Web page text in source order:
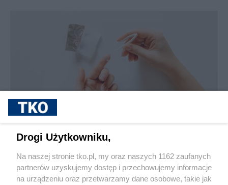
Jak rozpoznać, że soczewki kontaktowe są
Pokaż więcej
Drogi Użytkowniku,
Na naszej stronie tko.pl, my oraz naszych 1162 zaufanych
partnerów uzyskujemy dostęp i przechowujemy informacje
na urządzeniu oraz przetwarzamy dane osobowe, takie jak